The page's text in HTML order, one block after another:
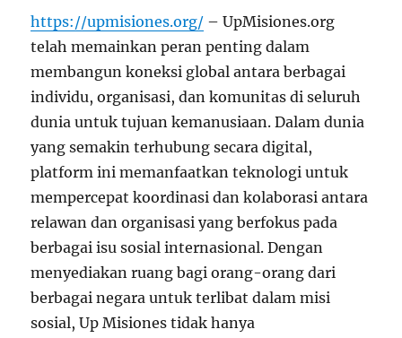
https://upmisiones.org/ –UpMisiones.org
telah memainkan peran penting dalam
membangun koneksi global antara berbagai
individu, organisasi, dan komunitas di seluruh
dunia untuk tujuan kemanusiaan. Dalam dunia
yang semakin terhubung secara digital,
platform ini memanfaatkan teknologi untuk
mempercepat koordinasi dan kolaborasi antara
relawan dan organisasi yang berfokus pada
berbagai isu sosial internasional. Dengan
menyediakan ruang bagi orang-orang dari
berbagai negara untuk terlibat dalam misi
sosial, Up Misiones tidak hanya